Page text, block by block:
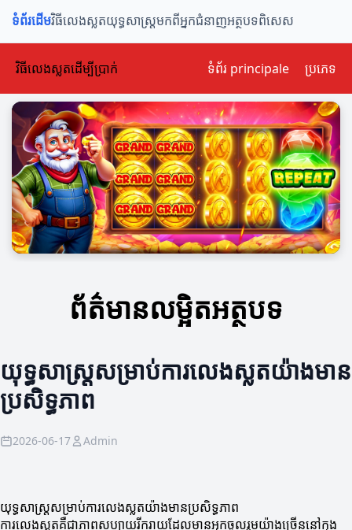
ទំព័រដើមវិធីលេងស្លតយុទ្ធសាស្ត្រមកពីអ្នកជំនាញអត្ថបទពិសេស
វិធីលេងស្លតដើម្បីប្រាក់ ទំព័រ principale ប្រភេទ
ព័ត៌មានលម្អិតអត្ថបទ
យុទ្ធសាស្ត្រសម្រាប់ការលេងស្លតយ៉ាងមាន
ប្រសិទ្ធភាព
2026-06-17 Admin
យុទ្ធសាស្ត្រសម្រាប់ការលេងស្លតយ៉ាងមានប្រសិទ្ធភាព
ការលេងស្លតគឺជាភាពសប្បាយរីករាយដែលមានអ្នកចូលរួមយ៉ាងច្រើននៅក្នុង